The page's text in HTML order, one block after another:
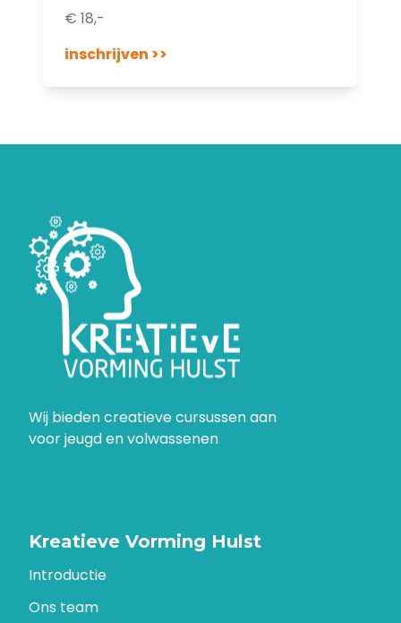
€ 18,-
inschrijven >>
Wij bieden creatieve cursussen aan
voor jeugd en volwassenen
Kreatieve Vorming Hulst
Introductie
Ons team